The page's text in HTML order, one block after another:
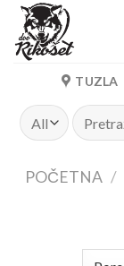
Skip
content
TUZLA
Pretraži:
POČETNA /